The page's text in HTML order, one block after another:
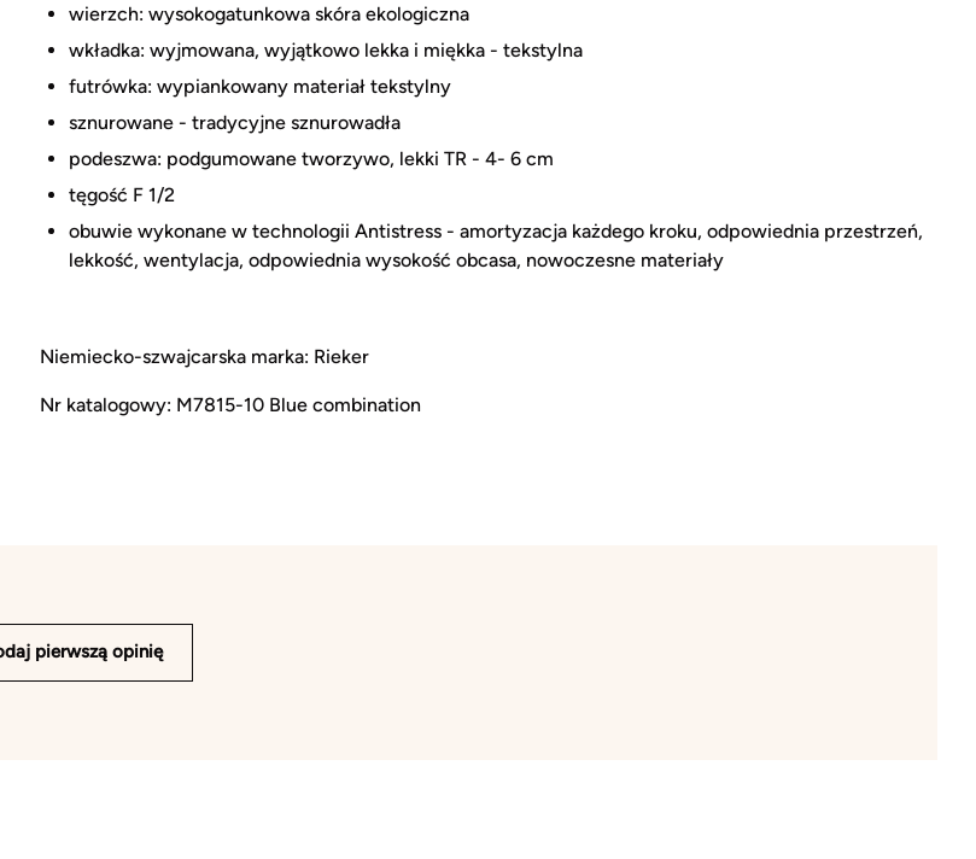
wierzch: wysokogatunkowa skóra ekologiczna
wkładka: wyjmowana, wyjątkowo lekka i miękka - tekstylna
futrówka: wypiankowany materiał tekstylny
sznurowane - tradycyjne sznurowadła
podeszwa: podgumowane tworzywo, lekki TR - 4- 6 cm
tęgość F 1/2
obuwie wykonane w technologii Antistress - amortyzacja każdego kroku, odpowiednia przestrzeń,
lekkość, wentylacja, odpowiednia wysokość obcasa, nowoczesne materiały
Niemiecko-szwajcarska marka: Rieker
Nr katalogowy: M7815-10 Blue combination
pierwszą opinię